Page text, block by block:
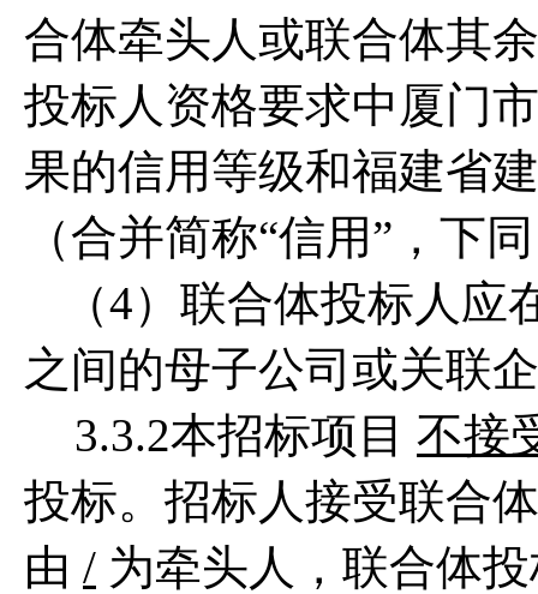
合体牵头人或联合体其
投标人资格要求中厦门
果的信用等级和福建省
（合并简称“信用”，下
（4）联合体投标人
之间的母子公司或关联
3.3.2本招标项目 不接
投标。招标人接受联合
由 / 为牵头人，联合体